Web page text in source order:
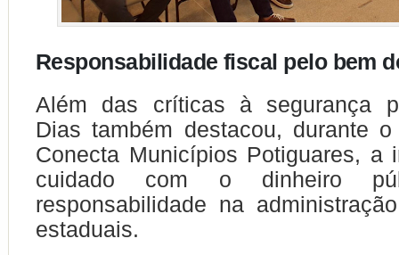
Responsabilidade fiscal pelo bem
Além das críticas à segurança
Dias também destacou, durante o
Conecta Municípios Potiguares, a
cuidado com o dinheiro
responsabilidade na
estaduais.